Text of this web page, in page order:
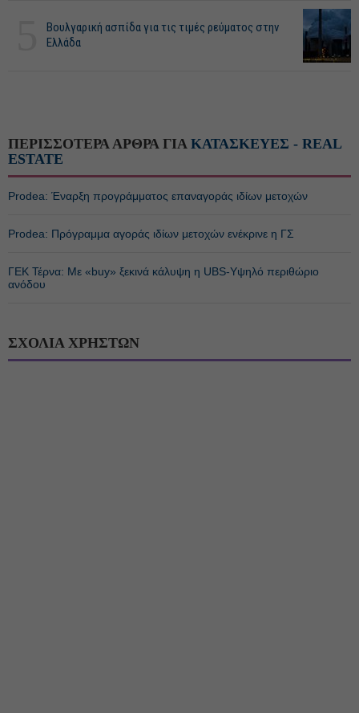
Βουλγαρική ασπίδα για τις τιμές ρεύματος στην
Ελλάδα
ΠΕΡΙΣΣΟΤΕΡΑ ΑΡΘΡΑ ΓΙΑ ΚΑΤΑΣΚΕΥΕΣ - REAL
ESTATE
Prodea: Έναρξη προγράμματος επαναγοράς ιδίων μετοχών
Prodea: Πρόγραμμα αγοράς ιδίων μετοχών ενέκρινε η ΓΣ
ΓΕΚ Τέρνα: Με «buy» ξεκινά κάλυψη η UBS-Υψηλό περιθώριο
ανόδου
ΣΧΟΛΙΑ ΧΡΗΣΤΩΝ